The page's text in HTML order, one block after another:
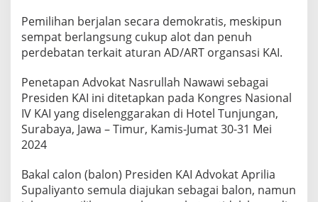
K
A
I
P
r
i
o
d
e
2
4
Pemilihan berjalan secara demokratis, meskipun
sempat berlangsung cukup alot dan penuh
perdebatan terkait aturan AD/ART organsasi KAI.
Penetapan Advokat Nasrullah Nawawi sebagai
Presiden KAI ini ditetapkan pada Kongres Nasional
IV KAI yang diselenggarakan di Hotel Tunjungan,
Surabaya, Jawa – Timur, Kamis-Jumat 30-31 Mei
2024
Bakal calon (balon) Presiden KAI Advokat Aprilia
Supaliyanto semula diajukan sebagai balon, namun